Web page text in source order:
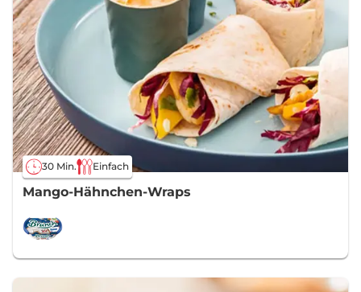
30 Min. Einfach
Mango-Hähnchen-Wraps